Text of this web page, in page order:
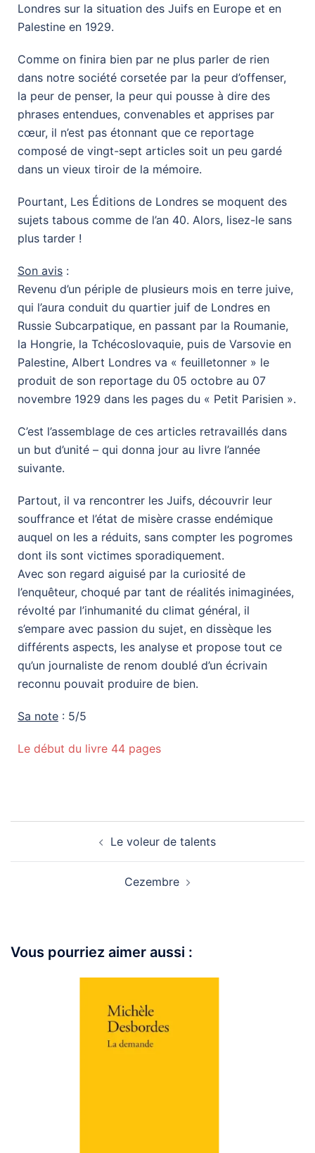
Londres sur la situation des Juifs en Europe et en
Palestine en 1929.
Comme on finira bien par ne plus parler de rien
dans notre société corsetée par la peur d’offenser,
la peur de penser, la peur qui pousse à dire des
phrases entendues, convenables et apprises par
cœur, il n’est pas étonnant que ce reportage
composé de vingt-sept articles soit un peu gardé
dans un vieux tiroir de la mémoire.
Pourtant, Les Éditions de Londres se moquent des
sujets tabous comme de l’an 40. Alors, lisez-le sans
plus tarder !
Son avis :
Revenu d’un périple de plusieurs mois en terre juive,
qui l’aura conduit du quartier juif de Londres en
Russie Subcarpatique, en passant par la Roumanie,
la Hongrie, la Tchécoslovaquie, puis de Varsovie en
Palestine, Albert Londres va « feuilletonner » le
produit de son reportage du 05 octobre au 07
novembre 1929 dans les pages du « Petit Parisien ».
C’est l’assemblage de ces articles retravaillés dans
un but d’unité – qui donna jour au livre l’année
suivante.
Partout, il va rencontrer les Juifs, découvrir leur
souffrance et l’état de misère crasse endémique
auquel on les a réduits, sans compter les pogromes
dont ils sont victimes sporadiquement.
Avec son regard aiguisé par la curiosité de
l’enquêteur, choqué par tant de réalités inimaginées,
révolté par l’inhumanité du climat général, il
s’empare avec passion du sujet, en dissèque les
différents aspects, les analyse et propose tout ce
qu’un journaliste de renom doublé d’un écrivain
reconnu pouvait produire de bien.
Sa note : 5/5
Le début du livre 44 pages
Le voleur de talents
Cezembre
Vous pourriez aimer aussi :